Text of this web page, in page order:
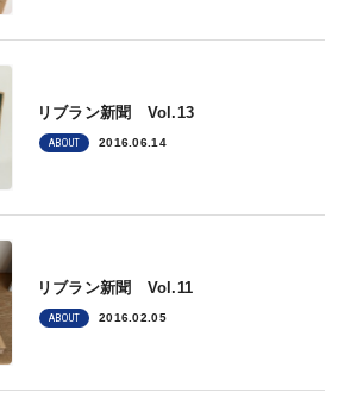
リブラン新聞 Vol.13
ABOUT 2016.06.14
リブラン新聞 Vol.11
ABOUT 2016.02.05